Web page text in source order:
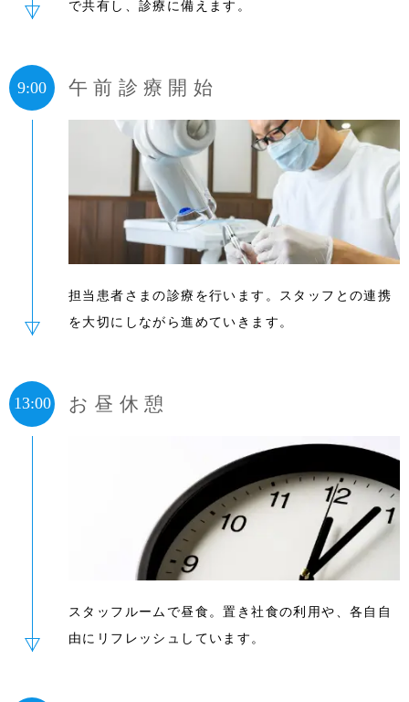
で共有し、診療に備えます。
9:00 午前診療開始
担当患者さまの診療を行います。スタッフとの連携
を大切にしながら進めていきます。
13:00 お昼休憩
スタッフルームで昼食。置き社食の利用や、各自自
由にリフレッシュしています。